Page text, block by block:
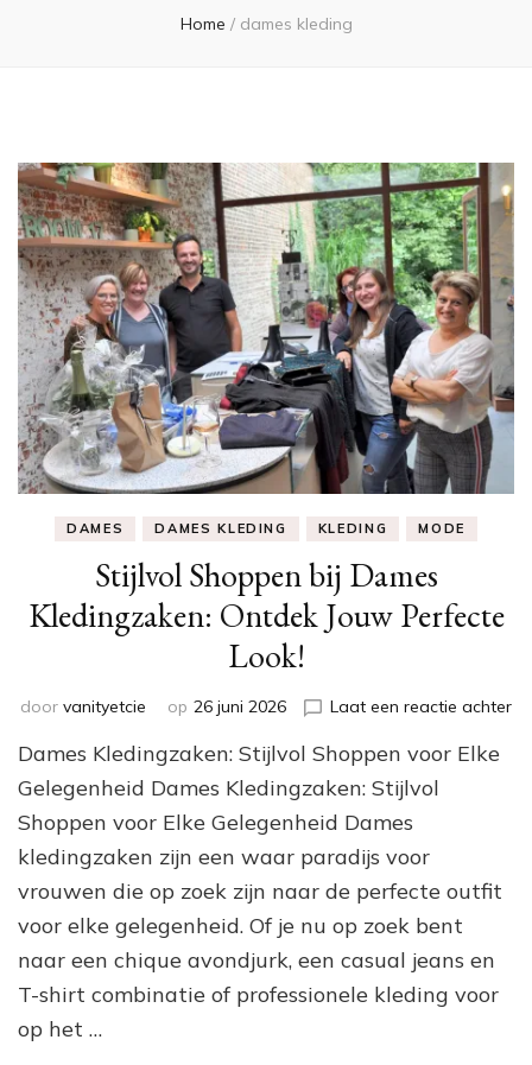
Home / dames kleding
DAMES DAMES KLEDING KLEDING MODE
Stijlvol Shoppen bij Dames
Kledingzaken: Ontdek Jouw Perfecte
Look!
door vanityetcie op 26 juni 2026 Laat een reactie achterop
Dames Kledingzaken: Stijlvol Shoppen voor Elke
Gelegenheid Dames Kledingzaken: Stijlvol
Shoppen voor Elke Gelegenheid Dames
kledingzaken zijn een waar paradijs voor
vrouwen die op zoek zijn naar de perfecte outfit
voor elke gelegenheid. Of je nu op zoek bent
naar een chique avondjurk, een casual jeans en
T-shirt combinatie of professionele kleding voor
op het …